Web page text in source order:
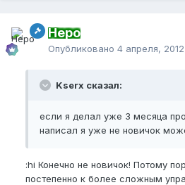
Неро
Опубликовано 4 апреля, 2012
Kserx сказал:
если я делал уже 3 месяца
написал я уже не новичок
:hi Конечно не новичок! Потому
постепенно к более сложным